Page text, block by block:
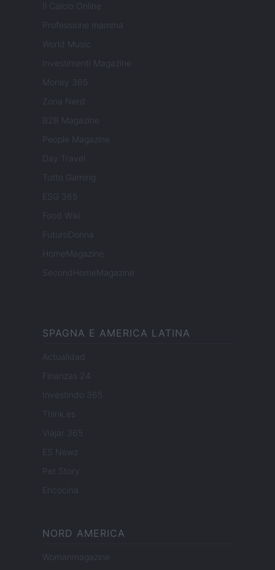
Il Calcio Online
Professione mamma
World Music
Investimenti Magazine
Money 365
Zona Nerd
B2B Magazine
People Magazine
Day Travel
Tutto Gaming
ESG 365
Food Wiki
FuturoDonna
HomeMagazine
SecondHomeMagazine
SPAGNA E AMERICA LATINA
Actualidad
Finanzas 24
Investindo 365
Think.es
Viajar 365
ES Newz
Pet Story
Encocina
NORD AMERICA
Womanmagazine